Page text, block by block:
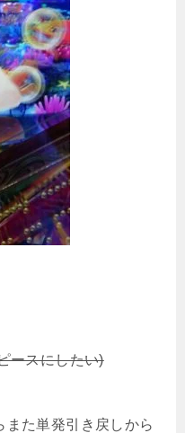
ースにしたい)
た単発引き戻しから